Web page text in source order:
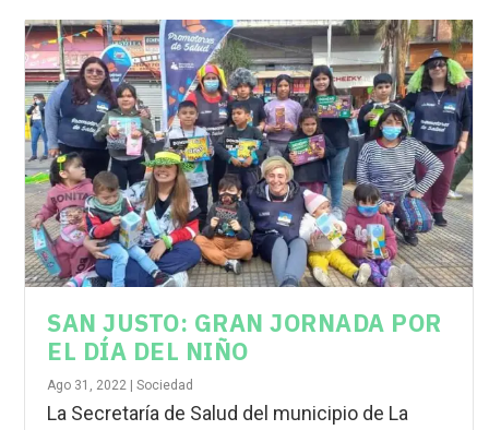
SAN JUSTO: GRAN JORNADA POR
EL DÍA DEL NIÑO
Ago 31, 2022 |Sociedad
La Secretaría de Salud del municipio de La